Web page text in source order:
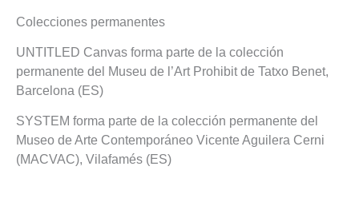
Colecciones permanentes
UNTITLED Canvas forma parte de la colección
permanente del Museu de l’Art Prohibit de Tatxo Benet,
Barcelona (ES)
SYSTEM forma parte de la colección permanente del
Museo de Arte Contemporáneo Vicente Aguilera Cerni
(MACVAC), Vilafamés (ES)